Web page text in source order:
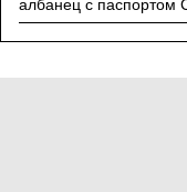
албанец с паспортом